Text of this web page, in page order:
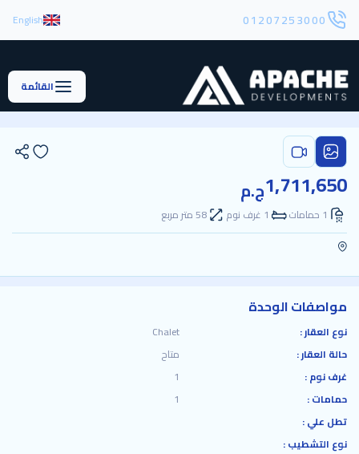
01207253000
English
القائمة
1,711,650ج.م
1 حمامات 1 غرف نوم 58 متر مربع
مواصفات الوحدة
نوع العقار :
Chalet
حالة العقار :
متاح
غرف نوم :
حمامات :
تطل علي :
نوع التشطيب :